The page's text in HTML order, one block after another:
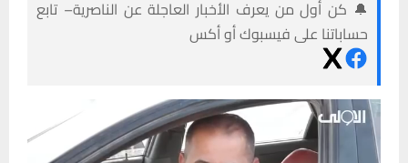
🔔 كن أول من يعرف الأخبار العاجلة عن الناصرية– تابع
حساباتنا على فيسبوك أو أكس